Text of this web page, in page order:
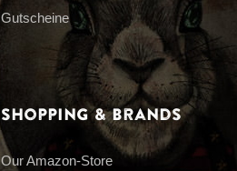
Gutscheine
Shopping & Brands
Our Amazon-Store